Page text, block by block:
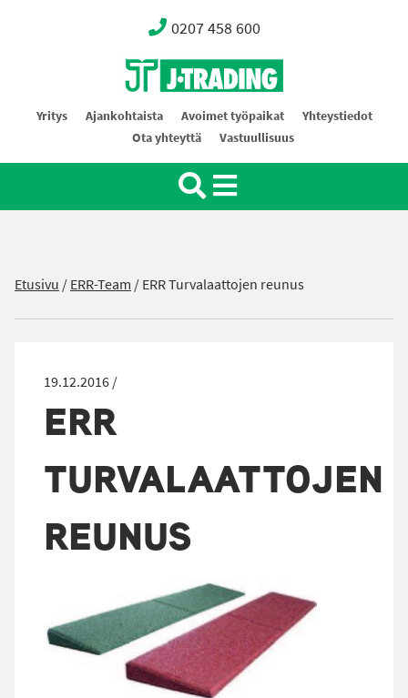
0207 458 600
Oy J-Trading Ab
Yritys Ajankohtaista Avoimet työpaikat
Yhteystiedot
Ota yhteyttä
Vastuullisuus
Etusivu /ERR-Team /ERR Turvalaattojen reunus
19.12.2016 /
ERR
TURVALAATTOJEN
REUNUS